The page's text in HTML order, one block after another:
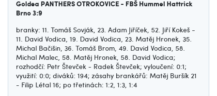
Goldea PANTHERS OTROKOVICE - FBŠ Hummel Hattrick
Brno 3:9
branky: 11. Tomáš Sovják, 23. Adam Jiříček, 52. Jiří Kokeš -
11. David Vodica, 19. David Vodica, 23. Matěj Hronek, 35.
Michal Bačišin, 36. Tomáš Brom, 49. David Vodica, 58.
Michal Malec, 58. Matěj Hronek, 58. David Vodica;
rozhodčí: Petr Števček - Radek Števček; vyloučení: 0:1;
využití: 0:0; diváků: 194; zásahy brankářů: Matěj Buršík 21
- Filip Létal 16; po třetinách: 1:2, 1:3, 1:4